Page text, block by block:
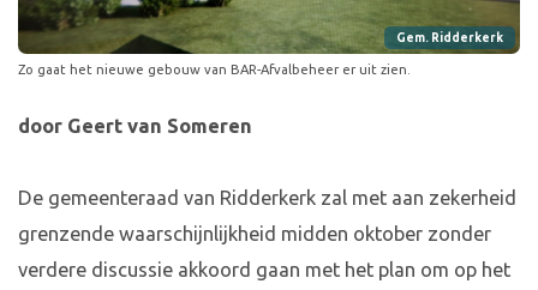
Gem. Ridderkerk
Zo gaat het nieuwe gebouw van BAR-Afvalbeheer er uit zien.
door Geert van Someren
De gemeenteraad van Ridderkerk zal met aan zekerheid
grenzende waarschijnlijkheid midden oktober zonder
verdere discussie akkoord gaan met het plan om op het